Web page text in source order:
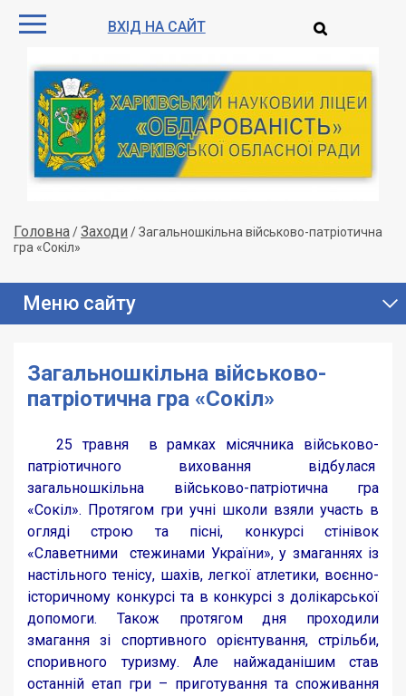
ВХІД НА САЙТ
Головна/Заходи /Загальношкільна військово-патріотична
гра «Сокіл»
Меню сайту
Загальношкільна військово-
патріотична гра «Сокіл»
25 травня в рамках місячника військово-
патріотичного виховання відбулася
загальношкільна військово-патріотична гра
«Сокіл». Протягом гри учні школи взяли участь в
огляді строю та пісні, конкурсі стінівок
«Славетними cтежинами України», у змаганнях із
настільного тенісу, шахів, легкої атлетики, воєнно-
історичному конкурсі та в конкурсі з долікарської
допомоги. Також протягом дня проходили
змагання зі спортивного орієнтування, стрільби,
споривного туризму. Але найжаданішим став
останній етап гри – приготування та споживання